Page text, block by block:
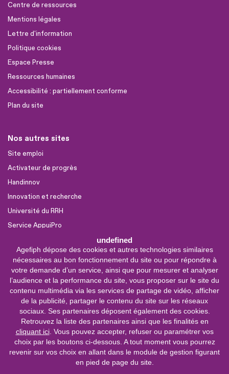
undefined
Agefiph dépose des cookies et autres technologies similaires
nécessaires au bon fonctionnement du site ou pour répondre à
votre demande d’un service, ainsi que pour mesurer et analyser
l’audience et la performance du site, vous proposer sur le site du
contenu multimédia via les services de partage de vidéo, afficher
de la publicité, partager le contenu du site sur les réseaux
sociaux. Ses partenaires déposent également des cookies.
Retrouvez la liste des partenaires ainsi que les finalités en
cliquant ici. Vous pouvez accepter, refuser ou paramétrer vos
choix par les boutons ci-dessous. A tout moment vous pourrez
revenir sur vos choix en allant dans le module de gestion figurant
en pied de page du site.
Centre de ressources
Mentions légales
Lettre d'information
Politique cookies
Espace Presse
Ressources humaines
Accessibilité : partiellement conforme
Plan du site
Nos autres sites
Site emploi
Activateur de progrès
Handinnov
Innovation et recherche
Université du RRH
Service AppuiPro
Nous suivre
Youtube
Linkedin
Facebook
0 800 11 10 09
Service &
appel gratuits